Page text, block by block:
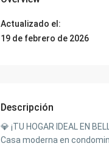
Actualizado el:
19 de febrero de 2026
Descripción
💎 ¡TU HOGAR IDEAL EN
Casa moderna en